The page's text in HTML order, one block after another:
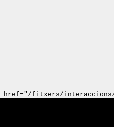
href="/fitxers/